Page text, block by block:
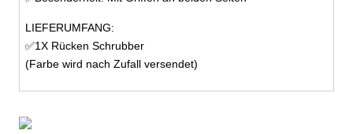
LIEFERUMFANG:
✅1X Rücken Schrubber
(Farbe wird nach Zufall versendet)